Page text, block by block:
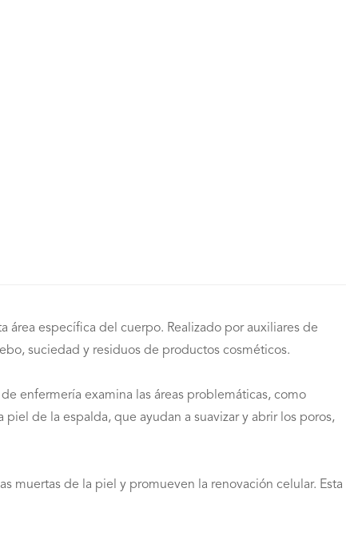
específica del cuerpo. Realizado por auxiliares de
suciedad y residuos de productos cosméticos.
enfermería examina las áreas problemáticas, como
de la espalda, que ayudan a suavizar y abrir los poros,
muertas de la piel y promueven la renovación celular. Esta